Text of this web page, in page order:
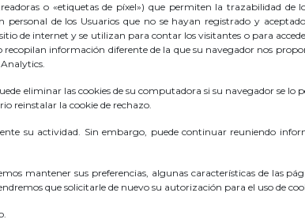
o «etiquetas de píxel») que permiten la trazabilidad de
de los Usuarios que no se hayan registrado y
de internet y se utilizan para contar los visitantes o para
información diferente de la que su navegador nos
eliminar las cookies de su computadora si su navegador se lo
reinstalar la cookie de rechazo.
su actividad. Sin embargo, puede continuar reuniendo
mantener sus preferencias, algunas características de las
que solicitarle de nuevo su autorización para el uso de